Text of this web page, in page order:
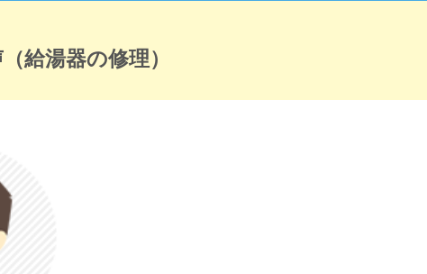
給湯器の修理）